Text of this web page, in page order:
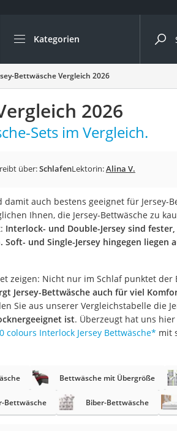
Kategorien
Die beliebtesten Vergleiche nach
Topper
mit Kamera
Klappmatratze
mit Kalkfilter
Aktenvernichter Sicherheitsstufe 4
100 x 200
Bettwäsche Vergleich 2026
2026
Sets im Vergleich.
über:SchlafenLektorin:Alina V.
auch bestens geeignet für Jersey-
Ihnen, die Jersey-Bettwäsche zu
Interlock- und Double-Jersey sind
und Single-Jersey hingegen liegen
zeigen: Nicht nur im Schlaf punktet der
Jersey-Bettwäsche auch für viel
Sie aus unserer Vergleichstabelle die
ist. Überzeugt hat uns
colours Interlock Jersey Bettwäsche* mit
Bettwäsche mit Übergröße
Bettwäsche Biber-Bettwäsche